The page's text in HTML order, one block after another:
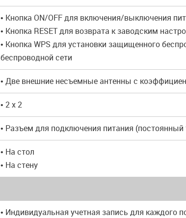
• Кнопка ON/OFF для включения/выключения
• Кнопка RESET для возврата к заводским
• Кнопка WPS для установки защищенного
беспроводной сети
• Две внешние несъемные антенны с
• 2 x 2
• Разъем для подключения питания (постоянный
• На стол
• На стену
• Индивидуальная учетная запись для каждого